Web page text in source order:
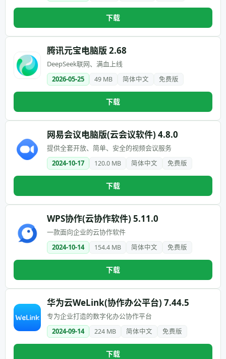
下载
腾讯元宝电脑版 2.68
DeepSeek联网、满血上线
2026-05-25
49 MB 简体中文 免费版
下载
网易会议电脑版(云会议软件) 4.8.0
提供全套开放、简单、安全的视频会议服务
2024-10-17
120.0 MB 简体中文 免费版
下载
WPS协作(云协作软件) 5.11.0
一款面向企业的云协作软件
2024-10-14
154.4 MB 简体中文 免费版
下载
华为云WeLink(协作办公平台) 7.44.5
专为企业打造的数字化办公协作平台
2024-09-14
224 MB 简体中文 免费版
下载